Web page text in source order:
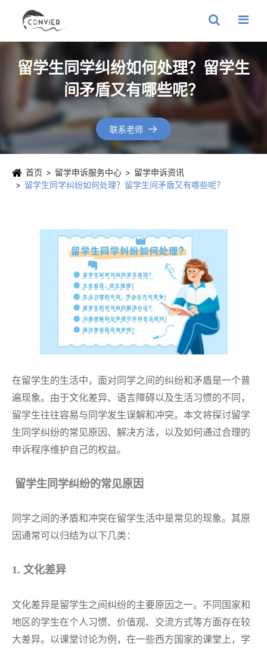
留学生同学纠纷如何处理？留学生
间矛盾又有哪些呢？
联系老师 
首页 留学申诉服务中心
留学申诉资讯
留学生同学纠纷如何处理？留学生间矛盾又有哪些呢？
在留学生的生活中，面对同学之间的纠纷和矛盾是一个普
遍现象。由于文化差异、语言障碍以及生活习惯的不同，
留学生往往容易与同学发生误解和冲突。本文将探讨留学
生同学纠纷的常见原因、解决方法，以及如何通过合理的
申诉程序维护自己的权益。
留学生同学纠纷的常见原因
同学之间的矛盾和冲突在留学生活中是常见的现象。其原
因通常可以归结为以下几类：
1. 文化差异
文化差异是留学生之间纠纷的主要原因之一。不同国家和
地区的学生在个人习惯、价值观、交流方式等方面存在较
大差异。以课堂讨论为例，在一些西方国家的课堂上，学